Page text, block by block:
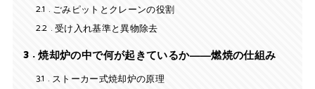
2.1
ごみピットとクレーンの役割
2.2 受け入れ基準と異物除去
3
焼却炉の中で何が起きているか——燃焼の仕組み
3.1
ストーカー式焼却炉の原理